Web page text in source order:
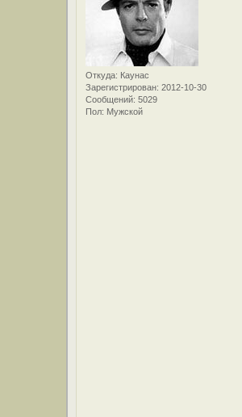
Откуда: Каунас
Зарегистрирован: 2012-10-30
Сообщений: 5029
Пол: Мужской